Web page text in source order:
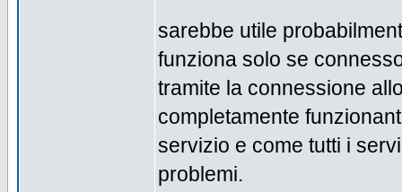
sarebbe utile
funziona solo se
tramite la connessione
completamente
servizio e come tutti i
problemi.